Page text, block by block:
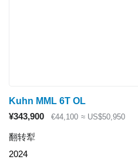
Kuhn MML 6T OL
¥343,900
€44,100 ≈ US$50,950
翻转犁
2024